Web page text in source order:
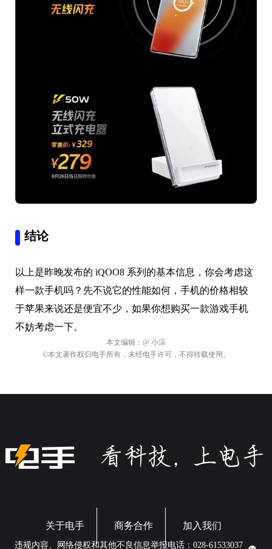
结论
以上是昨晚发布的 iQOO8 系列的基本信息，你会考虑这
样一款手机吗？先不说它的性能如何，手机的价格相较
于苹果来说还是便宜不少，如果你想购买一款游戏手机
不妨考虑一下。
本文编辑： @ 小淙
©本文著作权归电手所有，未经电手许可，不得转载使用。
关于电手 商务合作 加入我们
违规内容、网络侵权和其他不良信息举报电话：028-61533037